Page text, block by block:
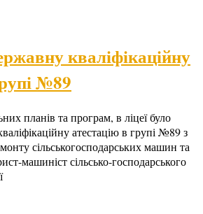
кваліфікаційну
№89
планів та програм, в ліцеї було
атестацію в групі №89 з
сільськогосподарських машин та
машиніст сільсько-господарського